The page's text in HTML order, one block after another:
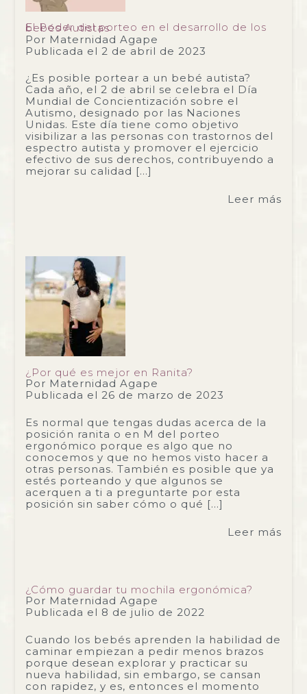
El Poder del porteo en el desarrollo de los bebés Autistas
Por Maternidad Agape
Publicada el2 de abril de 2023
¿Es posible portear a un bebé autista?
Cada año, el 2 de abril se celebra el Día
Mundial de Concientización sobre el
Autismo, designado por las Naciones
Unidas. Este día tiene como objetivo
visibilizar a las personas con trastornos del
espectro autista y promover el ejercicio
efectivo de sus derechos, contribuyendo a
mejorar su calidad […]
Leer más
¿Por qué es mejor en Ranita?
Por Maternidad Agape
Publicada el26 de marzo de 2023
Es normal que tengas dudas acerca de la
posición ranita o en M del porteo
ergonómico porque es algo que no
conocemos y que no hemos visto hacer a
otras personas. También es posible que ya
estés porteando y que algunos se
acerquen a ti a preguntarte por esta
posición sin saber cómo o qué […]
Leer más
¿Cómo guardar tu mochila ergonómica?
Por Maternidad Agape
Publicada el 8 de julio de 2022
Cuando los bebés aprenden la habilidad de
caminar empiezan a pedir menos brazos
porque desean explorar y practicar su
nueva habilidad, sin embargo, se cansan
con rapidez, y es, entonces el momento